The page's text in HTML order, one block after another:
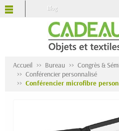
Blog
Accueil Bureau
Congrès &
Conférencier personnalisé
Conférencier microfibre